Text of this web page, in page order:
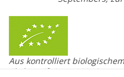
Aus kontrolliert
Skal zertifiziert 109846